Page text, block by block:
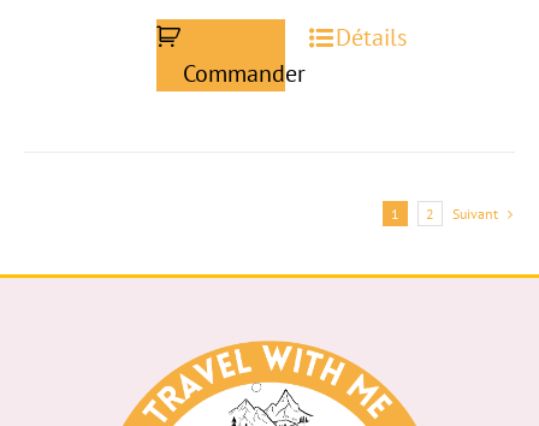
Commander
Détails
1 2 Suivant